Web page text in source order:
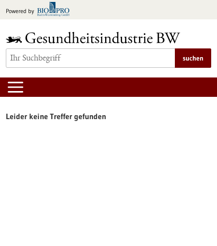
Inhalt
Powered by
suchen
Leider keine Treffer gefunden